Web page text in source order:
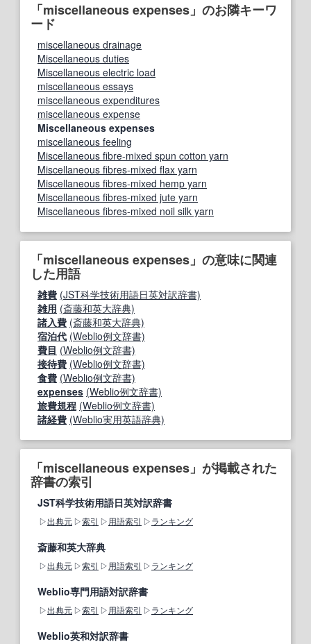
「miscellaneous expenses」のお隣キーワ
ード
miscellaneous drainage
Miscellaneous duties
Miscellaneous electric load
miscellaneous essays
miscellaneous expenditures
miscellaneous expense
Miscellaneous expenses
miscellaneous feeling
Miscellaneous fibre-mixed spun cotton yarn
Miscellaneous fibres-mixed flax yarn
Miscellaneous fibres-mixed hemp yarn
Miscellaneous fibres-mixed jute yarn
Miscellaneous fibres-mixed noil silk yarn
「miscellaneous expenses」の意味に関連
した用語
雑費 (JST科学技術用語日英対訳辞書)
雑用 (斎藤和英大辞典)
諸入費 (斎藤和英大辞典)
宿泊代 (Weblio例文辞書)
費目 (Weblio例文辞書)
接待費 (Weblio例文辞書)
食費 (Weblio例文辞書)
expenses (Weblio例文辞書)
旅費規程 (Weblio例文辞書)
諸経費 (Weblio実用英語辞典)
「miscellaneous expenses」が掲載された
辞書の索引
JST科学技術用語日英対訳辞書
出典元 索引 用語索引 ランキング
斎藤和英大辞典
出典元 索引 用語索引 ランキング
Weblio専門用語対訳辞書
出典元 索引 用語索引 ランキング
Weblio英和対訳辞書